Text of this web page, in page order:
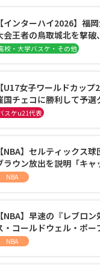
【インターハイ2026】福
会王者の鳥取城北を撃破
女子に完勝、大会3日目
校・大学バスケ・その他
【U17女子ワールドカッ
国チェコに勝利して予選
過！準々決勝の相手はエ
スケu21代表
【NBA】セルティックス
ラウン放出を説明「キ
に集中するチームでは勝
NBA
【NBA】早速の『レブロ
・コールドウェル・ポ
ズに1年契約で加入
NBA